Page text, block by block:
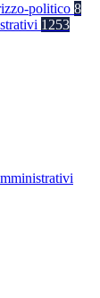
politico 8
1253